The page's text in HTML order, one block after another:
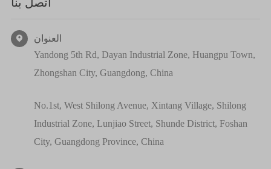

العنوان
Yandong 5th Rd, Dayan Industrial Zone, Huangpu Town,
Zhongshan City, Guangdong, China
No.1st, West Shilong Avenue, Xintang Village, Shilong
Industrial Zone, Lunjiao Street, Shunde District, Foshan
City, Guangdong Province, China